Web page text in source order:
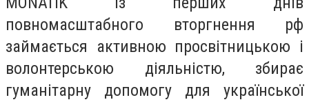
повномасштабного вторгнення рф
займається активною просвітницькою і
волонтерською діяльністю, збирає
гуманітарну допомогу для української